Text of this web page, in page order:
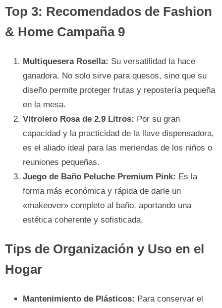
Top 3: Recomendados de Fashion
& Home Campaña 9
Multiquesera Rosella: Su versatilidad la hace
ganadora. No solo sirve para quesos, sino que su
diseño permite proteger frutas y repostería pequeña
en la mesa.
Vitrolero Rosa de 2.9 Litros: Por su gran
capacidad y la practicidad de la llave dispensadora,
es el aliado ideal para las meriendas de los niños o
reuniones pequeñas.
Juego de Baño Peluche Premium Pink: Es la
forma más económica y rápida de darle un
«makeover» completo al baño, aportando una
estética coherente y sofisticada.
Tips de Organización y Uso en el
Hogar
Mantenimiento de Plásticos: Para conservar el